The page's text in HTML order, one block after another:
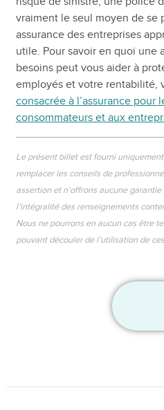
vraiment le seul moyen de se
assurance des entreprises
utile. Pour savoir en quoi une
besoins peut vous aider à
employés et votre rentabilité,
consacrée à l’assurance pour
consommateurs et aux
Le présent billet est fourni
remplacer les conseils de
assertion et n’offrons aucune
l’intégralité des renseignements
Nous ne pourrons en aucun cas être
pouvant découler de l’utilisation de